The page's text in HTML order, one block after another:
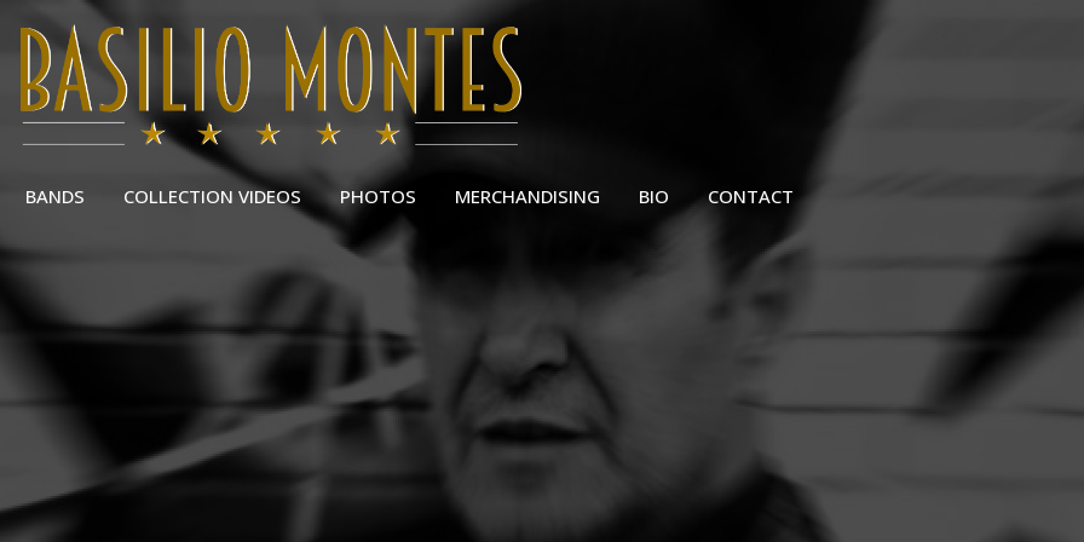
BANDS COLLECTION VIDEOS PHOTOS MERCHANDISING BIO CONTACT